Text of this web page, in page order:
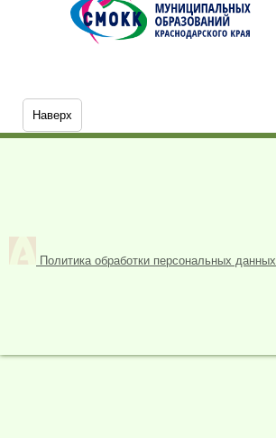
Наверх
Политика обработки персональных данных